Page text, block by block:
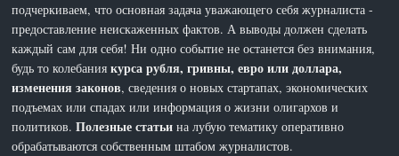
подчеркиваем, что основная задача уважающего себя журналиста -
предоставление неискаженных фактов. А выводы должен сделать
каждый сам для себя! Ни одно событие не останется без внимания,
будь то колебаниякурса рубля, гривны, евро или доллара,
изменения законов, сведения о новых стартапах, экономических
подъемах или спадах или информация о жизни олигархов и
политиков.Полезные статьи на лубую тематику оперативно
обрабатываются собственным штабом журналистов.